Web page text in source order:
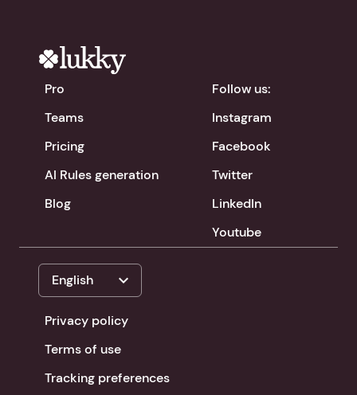
Pro
Teams
Pricing
AI Rules generation
Blog
Follow us:
Instagram
Facebook
Twitter
LinkedIn
Youtube
English expand_more
Privacy policy
Terms of use
Tracking preferences